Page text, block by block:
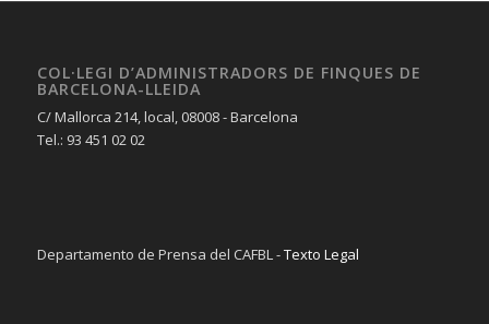
COL·LEGI D’ADMINISTRADORS DE FINQUES DE
BARCELONA-LLEIDA
C/ Mallorca 214, local, 08008 - Barcelona
Tel.: 93 451 02 02
Departamento de Prensa del CAFBL -Texto Legal